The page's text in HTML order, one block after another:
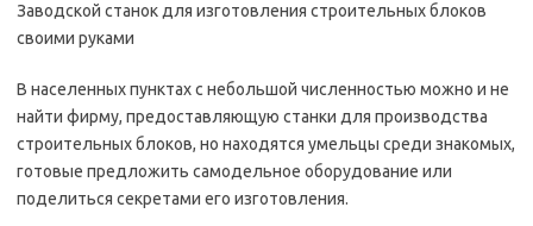
Заводской станок для изготовления строительных блоков
своими руками
В населенных пунктах с небольшой численностью можно и не
найти фирму, предоставляющую станки для производства
строительных блоков, но находятся умельцы среди знакомых,
готовые предложить самодельное оборудование или
поделиться секретами его изготовления.